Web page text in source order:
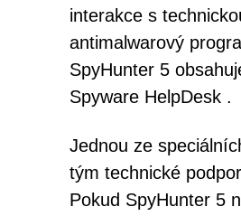
interakce s
antimalwarový
SpyHunter 5
Spyware HelpDesk .
Jednou ze
tým technické
Pokud SpyHunter 5